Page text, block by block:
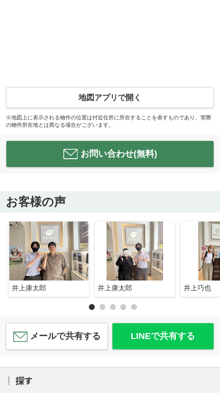
地図アプリで開く
※地図上に表示される物件の位置は付近住所に所在することを表すものであり、実際
の物件所在地とは異なる場合がございます。
お問い合わせ(無料)
お客様の声
井上康太郎 井上康太郎 井上巧也
メールで共有する LINEで共有する
探す